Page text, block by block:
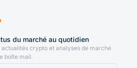
du marché au quotidien
crypto et analyses de marché
boîte mail.